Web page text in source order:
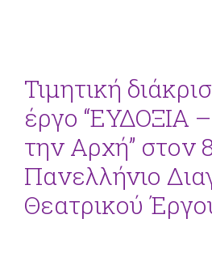
Τιμητική
έργο “ΕΥΔΟΞΙΑ
την Αρχή” στον
Πανελλήνιο
Θεατρικού